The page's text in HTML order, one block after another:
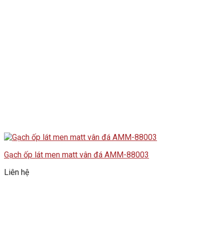
Gạch ốp lát men matt vân đá AMM-88003
Liên hệ